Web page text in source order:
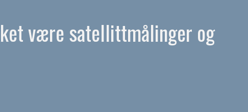
være satellittmålinger og